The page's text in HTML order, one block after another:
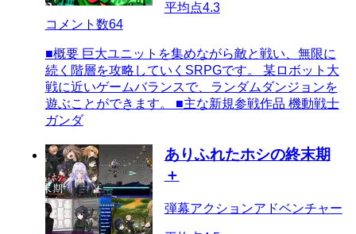
平均点4.3
コメント数64
■概要 巨大ユニットを集めながら敵と戦い、無限に
続く階層を攻略していくSRPGです。 某ロボット大
戦に近いゲームバランスで、ランダムダンジョンを
遊ぶことができます。 ■主な新規参戦作品 機動戦士
ガンダ
ありふれたホシの終末期
＋
弾幕アクションアドベンチャー